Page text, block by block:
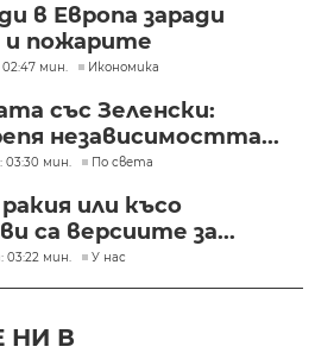
в Европа заради
пожарите
мин. Икономика
със Зеленски:
независимостта...
03:30 мин. По света
или късо
са версиите за...
03:22 мин. У нас
НИ В